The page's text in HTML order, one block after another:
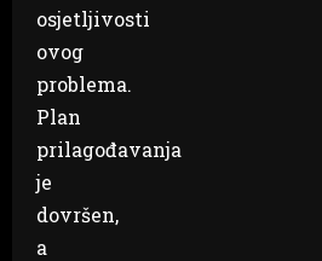
osjetljivosti
ovog
problema.
Plan
prilagođavanja
je
dovršen,
a